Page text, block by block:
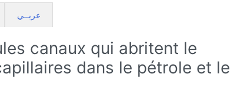
عربــي
canaux qui abritent le
dans le pétrole et le